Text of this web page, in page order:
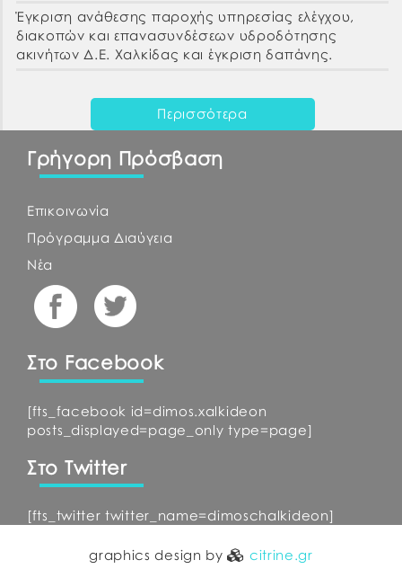
Έγκριση ανάθεσης παροχής υπηρεσίας ελέγχου,
διακοπών και επανασυνδέσεων υδροδότησης
ακινήτων Δ.Ε. Χαλκίδας και έγκριση δαπάνης.
Περισσότερα
Γρήγορη Πρόσβαση
Επικοινωνία
Πρόγραμμα Διαύγεια
Νέα
Στο Facebook
[fts_facebook id=dimos.xalkideon
posts_displayed=page_only type=page]
Στο Twitter
[fts_twitter twitter_name=dimoschalkideon]
graphics design by citrine.gr